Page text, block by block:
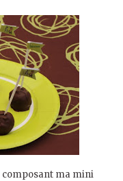
composant ma mini